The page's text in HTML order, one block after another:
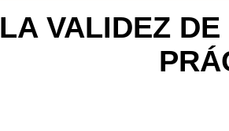
LA VALIDEZ